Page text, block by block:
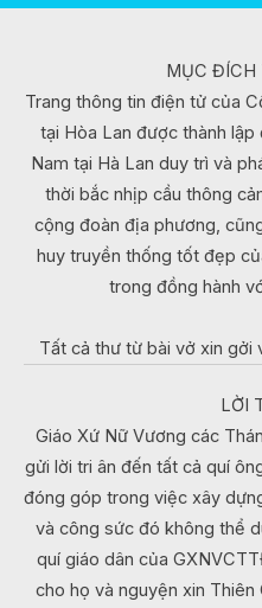
MỤC ĐÍCH
Trang thông tin điện tử của
tại Hòa Lan được thành
Nam tại Hà Lan duy trì và
thời bắc nhịp cầu thông
cộng đoàn địa phương,
huy truyền thống tốt đẹp
trong đồng hành
Tất cả thư từ bài vở xin gởi
LỜI
Giáo Xứ Nữ Vương các
gửi lời tri ân đến tất cả quí
đóng góp trong việc xây
và công sức đó không thể
quí giáo dân của
cho họ và nguyện xin